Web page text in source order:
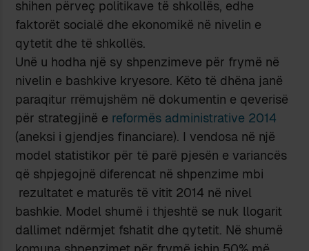
shihen përveç politikave të shkollës, edhe
faktorët socialë dhe ekonomikë në nivelin e
qytetit dhe të shkollës.
Unë u hodha një sy shpenzimeve për frymë në
nivelin e bashkive kryesore. Këto të dhëna janë
paraqitur rrëmujshëm në dokumentin e qeverisë
për strategjinë e reformës administrative 2014
(aneksi i gjendjes financiare). I vendosa në një
model statistikor për të parë pjesën e variancës
që shpjegojnë diferencat në shpenzime mbi
rezultatet e maturës të vitit 2014 në nivel
bashkie. Model shumë i thjeshtë se nuk llogarit
dallimet ndërmjet fshatit dhe qytetit. Në shumë